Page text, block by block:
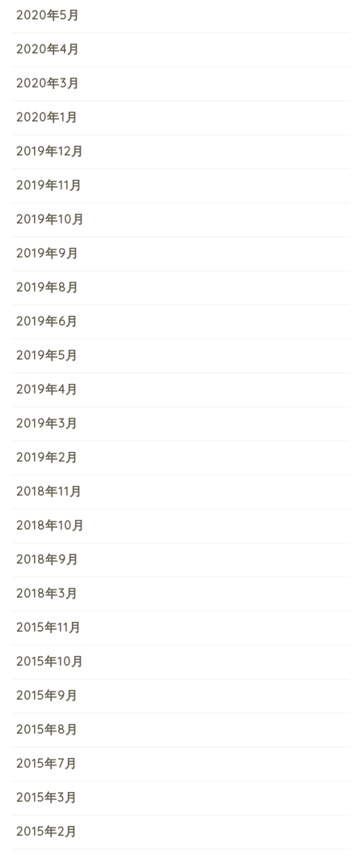
2020年5月
2020年4月
2020年3月
2020年1月
2019年12月
2019年11月
2019年10月
2019年9月
2019年8月
2019年6月
2019年5月
2019年4月
2019年3月
2019年2月
2018年11月
2018年10月
2018年9月
2018年3月
2015年11月
2015年10月
2015年9月
2015年8月
2015年7月
2015年3月
2015年2月